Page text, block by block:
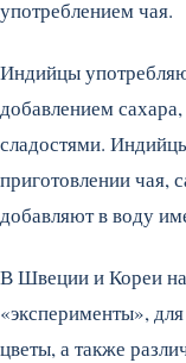
употреблением чая.
Индийцы
добавлением
сладостями.
приготовлении чая,
добавляют в воду
В Швеции и Кореи
«эксперименты»,
цветы, а также